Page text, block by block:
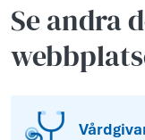
Se andra